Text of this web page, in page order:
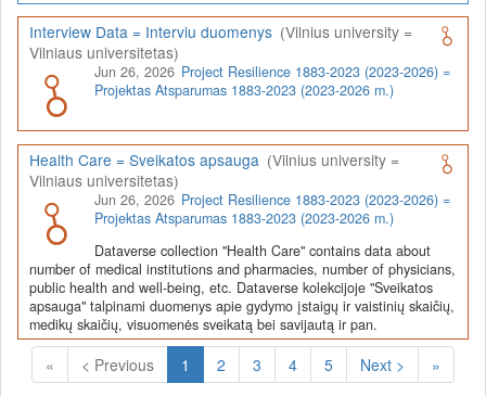
Interview Data = Interviu duomenys (Vilnius university =
Vilniaus universitetas)
Jun 26, 2026 Project Resilience 1883-2023 (2023-2026) =
Projektas Atsparumas 1883-2023 (2023-2026 m.)
Health Care = Sveikatos apsauga (Vilnius university =
Vilniaus universitetas)
Jun 26, 2026 Project Resilience 1883-2023 (2023-2026) =
Projektas Atsparumas 1883-2023 (2023-2026 m.)
Dataverse collection "Health Care" contains data about
number of medical institutions and pharmacies, number of physicians,
public health and well-being, etc. Dataverse kolekcijoje "Sveikatos
apsauga" talpinami duomenys apie gydymo įstaigų ir vaistinių skaičių,
medikų skaičių, visuomenės sveikatą bei savijautą ir pan.
« < Previous 1 (Current)
2 3 4 5 Next > »